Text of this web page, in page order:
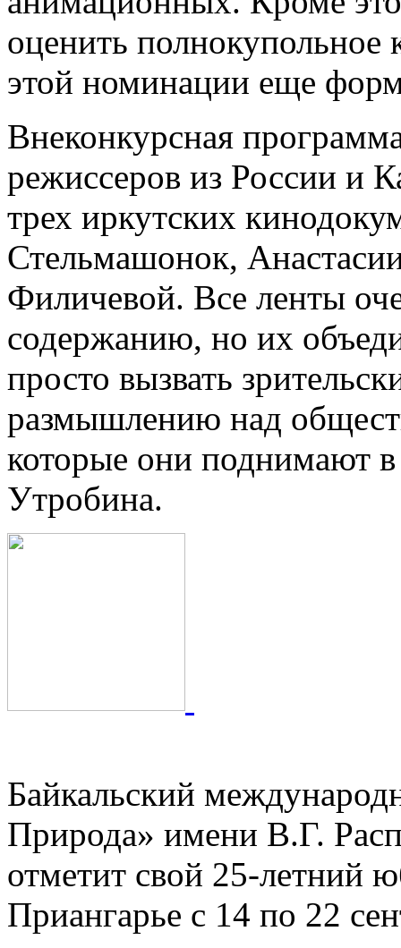
оценить
этой номинации еще
Внеконкурсная
режиссеров из России и
трех иркутских
Стельмашонок,
Филичевой. Все ленты
содержанию, но их
просто вызвать
размышлению над
которые они поднимают в
Утробина.
Байкальский
Природа» имени В.Г.
отметит свой 25-летний
Приангарье с 14 по 22